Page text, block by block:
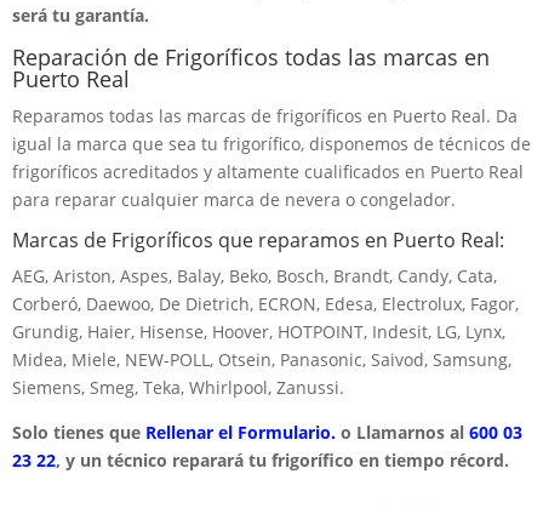
será tu garantía.
Reparación de Frigoríficos todas las marcas en
Puerto Real
Reparamos todas las marcas de frigoríficos en Puerto Real. Da
igual la marca que sea tu frigorífico, disponemos de técnicos de
frigoríficos acreditados y altamente cualificados en Puerto Real
para reparar cualquier marca de nevera o congelador.
Marcas de Frigoríficos que reparamos en Puerto Real:
AEG, Ariston, Aspes, Balay, Beko, Bosch, Brandt, Candy, Cata,
Corberó, Daewoo, De Dietrich, ECRON, Edesa, Electrolux, Fagor,
Grundig, Haier, Hisense, Hoover, HOTPOINT, Indesit, LG, Lynx,
Midea, Miele, NEW-POLL, Otsein, Panasonic, Saivod, Samsung,
Siemens, Smeg, Teka, Whirlpool, Zanussi.
Solo tienes que Rellenar el Formulario. o Llamarnos al 600 03
23 22, y un técnico reparará tu frigorífico en tiempo récord.